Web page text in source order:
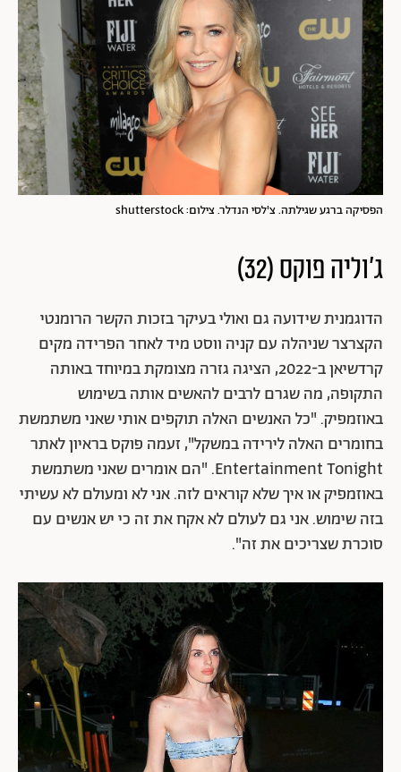
הפסיקה ברגע שגילתה. צ'לסי הנדלר. צילום: shutterstock
ג'וליה פוקס (32)
הדוגמנית שידועה גם ואולי בעיקר בזכות הקשר הרומנטי
הקצרצר שניהלה עם קניה ווסט מיד לאחר הפרידה מקים
קרדשיאן ב-2022, הציגה גזרה מצומקת במיוחד באותה
התקופה, מה שגרם לרבים להאשים אותה בשימוש
באוזמפיק. "כל האנשים האלה תוקפים אותי שאני משתמשת
בחומרים האלה לירידה במשקל", זעמה פוקס בראיון לאתר
Entertainment Tonight. "הם אומרים שאני משתמשת
באוזמפיק או איך שלא קוראים לזה. אני לא ומעולם לא עשיתי
בזה שימוש. אני גם לעולם לא אקח את זה כי יש אנשים עם
סוכרת שצריכים את זה".